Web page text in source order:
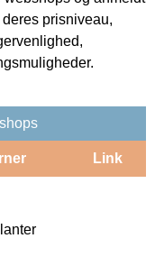
prisniveau,
Link